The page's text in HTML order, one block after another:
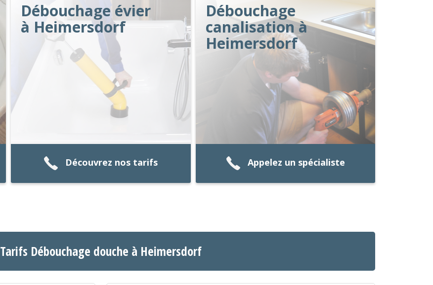
Débouchage évier
à Heimersdorf
Découvrez nos tarifs
Débouchage
canalisation à
Heimersdorf
Appelez un spécialiste
Tarifs Débouchage douche à Heimersdorf